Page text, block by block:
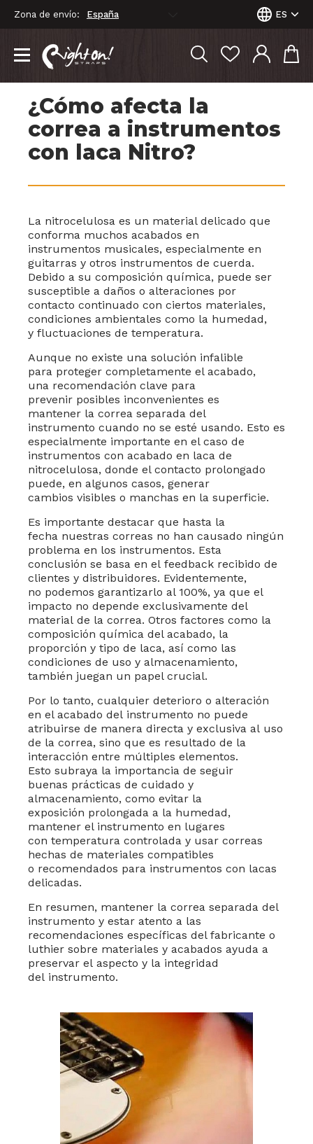
Zona de envío: ES
¿Cómo afecta la
correa a instrumentos
con laca Nitro?
La nitrocelulosa es un material delicado que
conforma muchos acabados en
instrumentos musicales, especialmente en
guitarras y otros instrumentos de cuerda.
Debido a su composición química, puede ser
susceptible a daños o alteraciones por
contacto continuado con ciertos materiales,
condiciones ambientales como la humedad,
y fluctuaciones de temperatura.
Aunque no existe una solución infalible
para proteger completamente el acabado,
una recomendación clave para
prevenir posibles inconvenientes es
mantener la correa separada del
instrumento cuando no se esté usando. Esto es
especialmente importante en el caso de
instrumentos con acabado en laca de
nitrocelulosa, donde el contacto prolongado
puede, en algunos casos, generar
cambios visibles o manchas en la superficie.
Es importante destacar que hasta la
fecha nuestras correas no han causado ningún
problema en los instrumentos. Esta
conclusión se basa en el feedback recibido de
clientes y distribuidores. Evidentemente,
no podemos garantizarlo al 100%, ya que el
impacto no depende exclusivamente del
material de la correa. Otros factores como la
composición química del acabado, la
proporción y tipo de laca, así como las
condiciones de uso y almacenamiento,
también juegan un papel crucial.
Por lo tanto, cualquier deterioro o alteración
en el acabado del instrumento no puede
atribuirse de manera directa y exclusiva al uso
de la correa, sino que es resultado de la
interacción entre múltiples elementos.
Esto subraya la importancia de seguir
buenas prácticas de cuidado y
almacenamiento, como evitar la
exposición prolongada a la humedad,
mantener el instrumento en lugares
con temperatura controlada y usar correas
hechas de materiales compatibles
o recomendados para instrumentos con lacas
delicadas.
En resumen, mantener la correa separada del
instrumento y estar atento a las
recomendaciones específicas del fabricante o
luthier sobre materiales y acabados ayuda a
preservar el aspecto y la integridad
del instrumento.